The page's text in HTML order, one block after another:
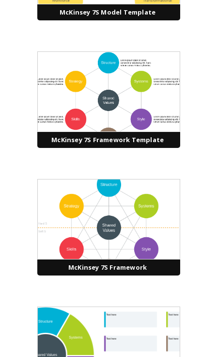
McKinsey 7S Model Template
McKinsey 7S Framework Template
McKinsey 7S Framework